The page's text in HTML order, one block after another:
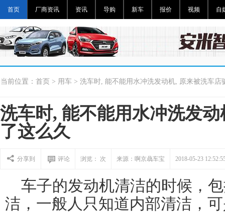
首页 厂商资讯 资讯 导购 新车 报价 视频 自
当前位置： 首页 > 用车 > 洗车时, 能不能用水冲洗发动机, 原来被洗车店
洗车时, 能不能用水冲洗发
了这么久
分享到 评论 浏览： 次 来源：啊京骉车宝 2018-05-23
车子的发动机清洁的时候，
洁，一般人只知道内部清洁，